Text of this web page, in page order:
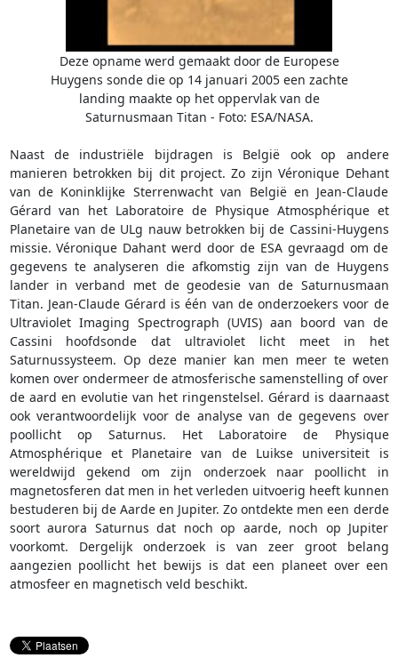
Deze opname werd gemaakt door de Europese
Huygens sonde die op 14 januari 2005 een zachte
landing maakte op het oppervlak van de
Saturnusmaan Titan - Foto: ESA/NASA.
Naast de industriële bijdragen is België ook op andere
manieren betrokken bij dit project. Zo zijn Véronique Dehant
van de Koninklijke Sterrenwacht van België en Jean-Claude
Gérard van het Laboratoire de Physique Atmosphérique et
Planetaire van de ULg nauw betrokken bij de Cassini-Huygens
missie. Véronique Dahant werd door de ESA gevraagd om de
gegevens te analyseren die afkomstig zijn van de Huygens
lander in verband met de geodesie van de Saturnusmaan
Titan. Jean-Claude Gérard is één van de onderzoekers voor de
Ultraviolet Imaging Spectrograph (UVIS) aan boord van de
Cassini hoofdsonde dat ultraviolet licht meet in het
Saturnussysteem. Op deze manier kan men meer te weten
komen over ondermeer de atmosferische samenstelling of over
de aard en evolutie van het ringenstelsel. Gérard is daarnaast
ook verantwoordelijk voor de analyse van de gegevens over
poollicht op Saturnus. Het Laboratoire de Physique
Atmosphérique et Planetaire van de Luikse universiteit is
wereldwijd gekend om zijn onderzoek naar poollicht in
magnetosferen dat men in het verleden uitvoerig heeft kunnen
bestuderen bij de Aarde en Jupiter. Zo ontdekte men een derde
soort aurora Saturnus dat noch op aarde, noch op Jupiter
voorkomt. Dergelijk onderzoek is van zeer groot belang
aangezien poollicht het bewijs is dat een planeet over een
atmosfeer en magnetisch veld beschikt.